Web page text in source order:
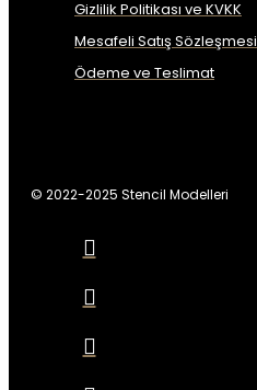
Gizlilik Politikası ve KVKK
Mesafeli Satış Sözleşmesi
Ödeme ve Teslimat
© 2022-2025 Stencil Modelleri